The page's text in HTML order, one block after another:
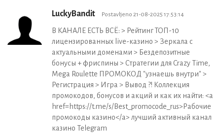
LuckyBandit Postavljeno 21-08-2025 17:53:14
В КАНАЛЕ ЕСТЬ ВСЁ: > Рейтинг ТОП-10
лицензированных live-казино > Зеркала с
актуальными доменами > Бездепозитные
бонусы + фриспины > Стратегии для Crazy Time,
Mega Roulette ПРОМОКОД "узнаешь внутри" >
Регистрация > Игра > Вывод ?! Коллекция
промокодов, бонусов и акций и как их найти: <a
href=https://t.me/s/Best_promocode_rus>Рабочие
промокоды казино</a> лучший активный канал
казино Telegram